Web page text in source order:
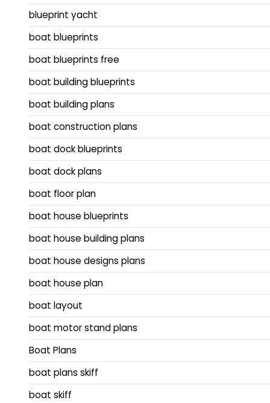
blueprint yacht
boat blueprints
boat blueprints free
boat building blueprints
boat building plans
boat construction plans
boat dock blueprints
boat dock plans
boat floor plan
boat house blueprints
boat house building plans
boat house designs plans
boat house plan
boat layout
boat motor stand plans
Boat Plans
boat plans skiff
boat skiff